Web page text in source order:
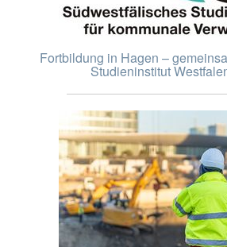
Fortbildung in Hagen –
Studieninstitut